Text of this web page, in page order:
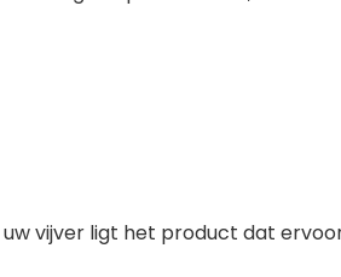
vijver ligt het product dat